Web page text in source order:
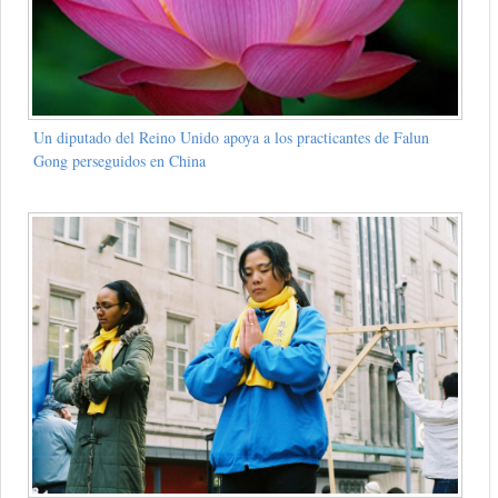
Un diputado del Reino Unido apoya a los practicantes de Falun
Gong perseguidos en China